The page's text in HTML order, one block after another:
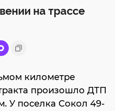
на трассе
километре
произошло ДТП
У поселка Сокол 49-